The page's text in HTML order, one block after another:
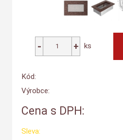
ks
Kód:
Výrobce:
Cena s DPH:
Sleva: